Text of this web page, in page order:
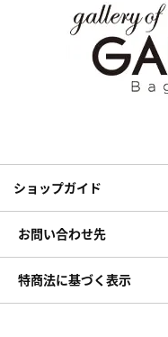
ショップガイド
お問い合わせ先
特商法に基づく表示